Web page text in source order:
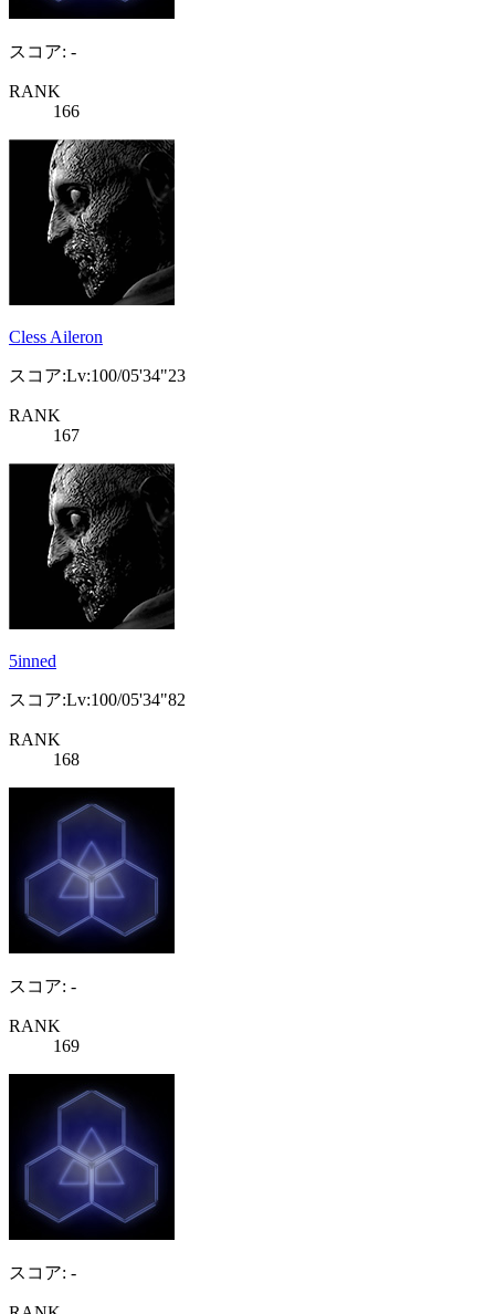
スコア: -
RANK
166
Cless Aileron
スコア:Lv:100/05'34"23
RANK
167
5inned
スコア:Lv:100/05'34"82
RANK
168
スコア: -
RANK
169
スコア: -